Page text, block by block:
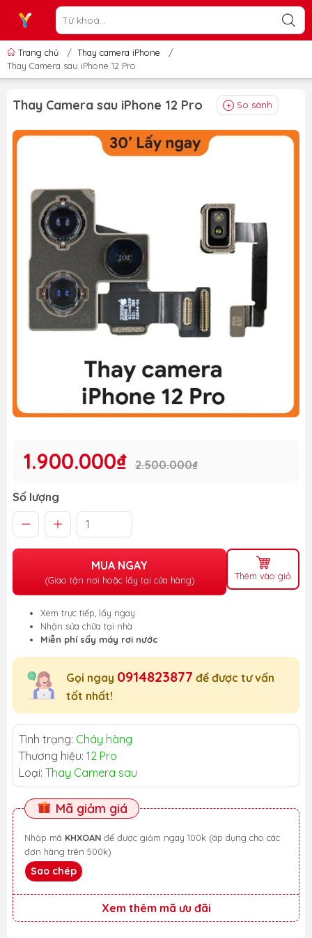
Trang chủ / Thay camera iPhone
/
Thay Camera sau iPhone 12 Pro
Thay Camera sau iPhone 12 Pro So sánh
1.900.000₫ 2.500.000₫
Số lượng
MUA NGAY
(Giao tận nơi hoặc lấy tại cửa hàng) Thêm vào giỏ
Xem trực tiếp, lấy ngay
Nhận sửa chữa tại nhà
Miễn phí sấy máy rơi nước
Gọi ngay 0914823877 để được tư vấn
tốt nhất!
Tình trạng: Cháy hàng
Thương hiệu: 12 Pro
Loại: Thay Camera sau
Mã giảm giá
Nhập mã KHXOAN
đơn hàng trên 500k)
Sao chép
Xem thêm mã ưu đãi